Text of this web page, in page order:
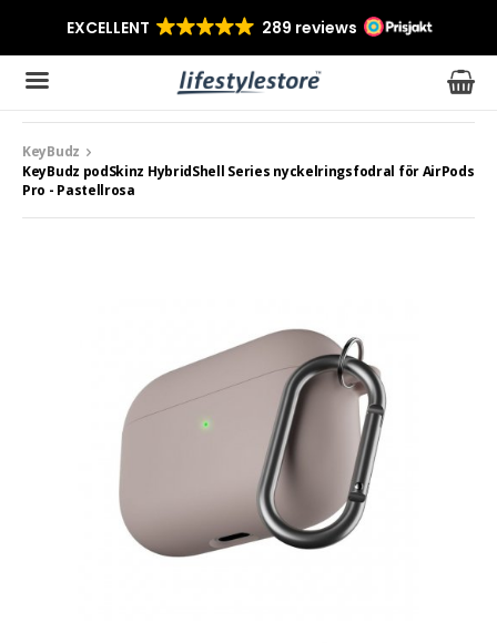
KeyBudz
KeyBudz podSkinz HybridShell Series nyckelringsfodral för AirPods
Pro - Pastellrosa